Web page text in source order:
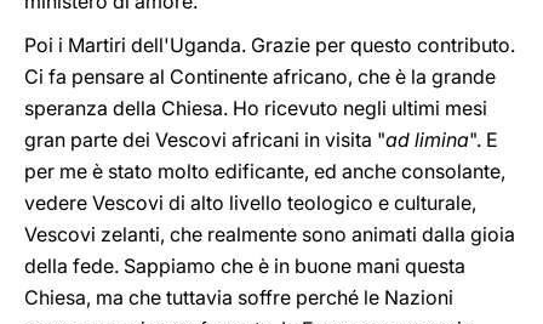
Poi i Martiri dell'Uganda. Grazie per questo contributo.
Ci fa pensare al Continente africano, che è la grande
speranza della Chiesa. Ho ricevuto negli ultimi mesi
gran parte dei Vescovi africani in visita "ad limina". E
per me è stato molto edificante, ed anche consolante,
vedere Vescovi di alto livello teologico e culturale,
Vescovi zelanti, che realmente sono animati dalla gioia
della fede. Sappiamo che è in buone mani questa
Chiesa, ma che tuttavia soffre perché le Nazioni